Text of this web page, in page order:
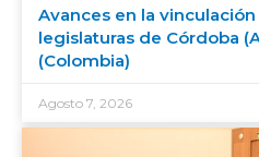
Avances en la
legislaturas de Córdoba
(Colombia)
Agosto 7, 2026